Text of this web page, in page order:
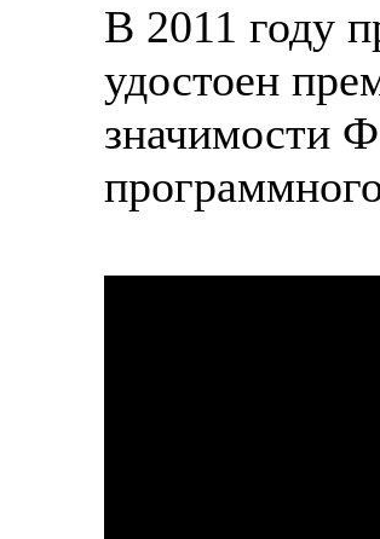
В 2011 году
удостоен
значимости